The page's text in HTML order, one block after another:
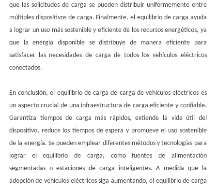
que las solicitudes de carga se pueden distribuir uniformemente entre
múltiples dispositivos de carga. Finalmente, el equilibrio de carga ayuda
a lograr un uso más sostenible y eficiente de los recursos energéticos, ya
que la energía disponible se distribuye de manera eficiente para
satisfacer las necesidades de carga de todos los vehículos eléctricos
conectados.
En conclusión, el equilibrio de carga de carga de vehículos eléctricos es
un aspecto crucial de una infraestructura de carga eficiente y confiable.
Garantiza tiempos de carga más rápidos, extiende la vida útil del
dispositivo, reduce los tiempos de espera y promueve el uso sostenible
de la energía. Se pueden emplear diferentes métodos y tecnologías para
lograr el equilibrio de carga, como fuentes de alimentación
segmentadas o estaciones de carga inteligentes. A medida que la
adopción de vehículos eléctricos siga aumentando, el equilibrio de carga